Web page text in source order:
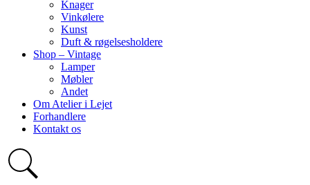
Knager
Vinkølere
Kunst
Duft & røgelsesholdere
Shop – Vintage
Lamper
Møbler
Andet
Om Atelier i Lejet
Forhandlere
Kontakt os